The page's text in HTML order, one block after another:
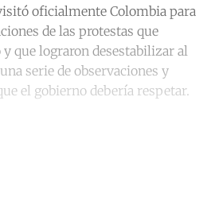
oficialmente Colombia para
de las protestas que
que lograron desestabilizar al
serie de observaciones y
el gobierno debería respetar.